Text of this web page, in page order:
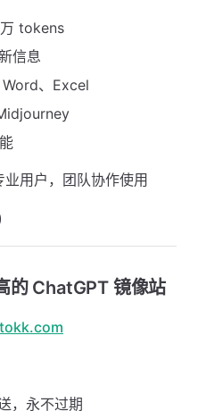
tokens
信息
Word、Excel
用户，团队协作使用
的 ChatGPT 镜像站
，永不过期